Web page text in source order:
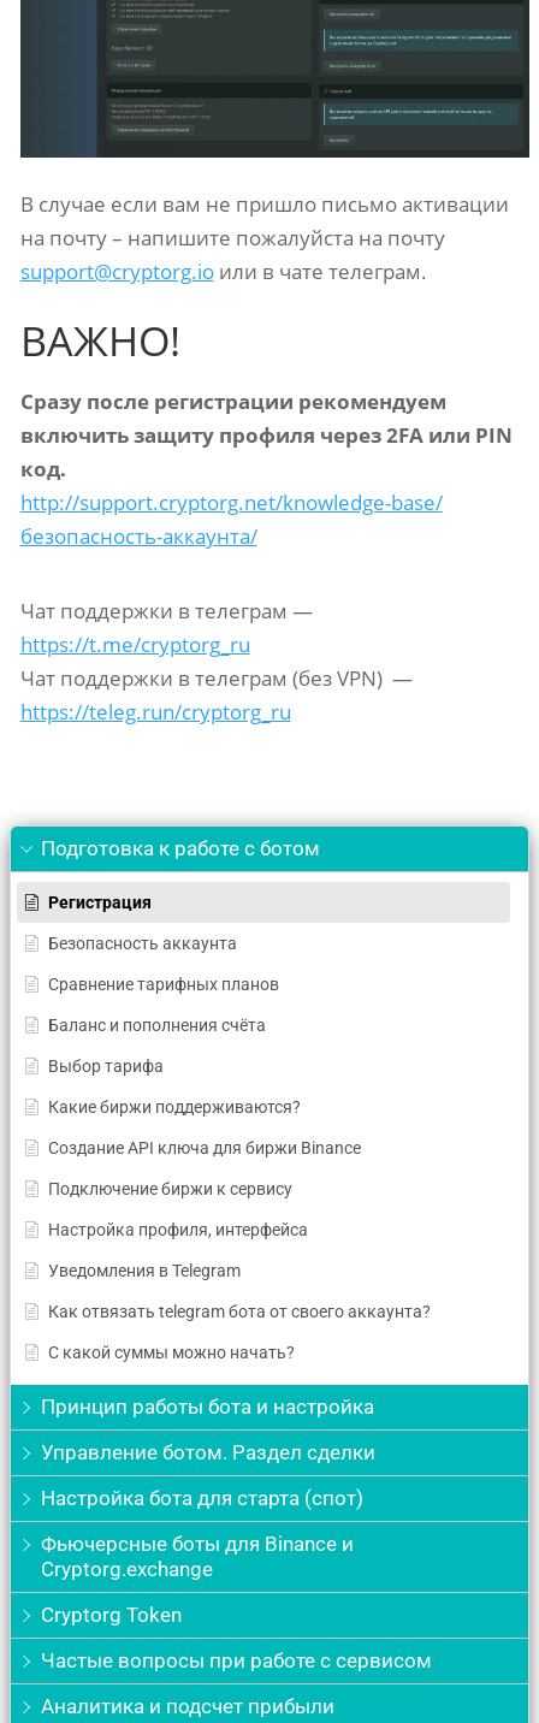
В случае если вам не пришло письмо активации
на почту – напишите пожалуйста на почту
support@cryptorg.ioили в чате телеграм.
ВАЖНО!
Сразу после регистрации рекомендуем
включить защиту профиля через 2FA или PIN
код.
http://support.cryptorg.net/knowledge-base/
безопасность-аккаунта/
Чат поддержки в телеграм —
https://t.me/cryptorg_ru
Чат поддержки в телеграм (без VPN) —
https://teleg.run/cryptorg_ru
Подготовка к работе с ботом
Регистрация
Безопасность аккаунта
Сравнение тарифных планов
Баланс и пополнения счёта
Выбор тарифа
Какие биржи поддерживаются?
Создание API ключа для биржи Binance
Подключение биржи к сервису
Настройка профиля, интерфейса
Уведомления в Telegram
Как отвязать telegram бота от своего аккаунта?
С какой суммы можно начать?
Принцип работы бота и настройка
Управление ботом. Раздел сделки
Настройка бота для старта (спот)
Фьючерсные боты для Binance и
Cryptorg.exchange
Cryptorg Token
Частые вопросы при работе с сервисом
Аналитика и подсчет прибыли